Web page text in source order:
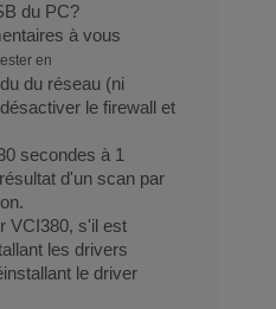
du PC?
à vous
en
du réseau (ni
le firewall et
secondes à 1
d'un scan par
VCI380, s'il est
les drivers
le driver